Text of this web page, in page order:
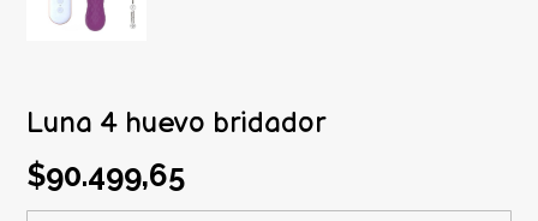
Luna 4 huevo bridador
$90.499,65